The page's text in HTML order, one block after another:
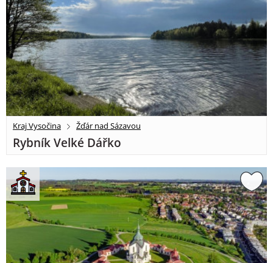
Kraj Vysočina Žďár nad Sázavou
Rybník Velké Dářko